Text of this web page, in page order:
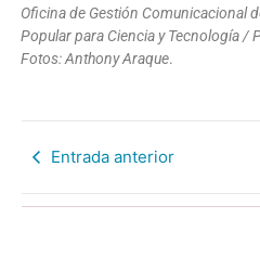
Oficina de Gestión Comunicacional
Popular para Ciencia y Tecnología /
Fotos: Anthony Araque.
Entrada anterior